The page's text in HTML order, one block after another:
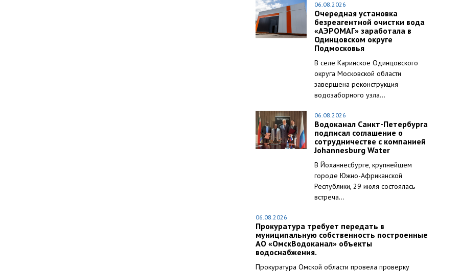
06.08.2026
Очередная установка
безреагентной очистки вода
«АЭРОМАГ» заработала в
Одинцовском округе
Подмосковья
В селе Каринское Одинцовского
округа Московской области
завершена реконструкция
водозаборного узла...
06.08.2026
Водоканал Санкт-Петербурга
подписал соглашение о
сотрудничестве с компанией
Johannesburg Water
В Йоханнесбурге, крупнейшем
городе Южно-Африканской
Республики, 29 июля состоялась
встреча...
06.08.2026
Прокуратура требует передать в
муниципальную собственность построенные
АО «ОмскВодоканал» объекты
водоснабжения.
Прокуратура Омской области провела проверку